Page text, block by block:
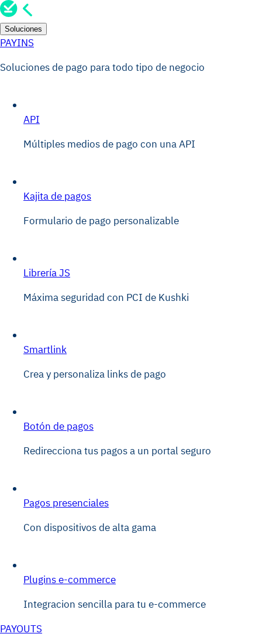
Soluciones
PAYINS
Soluciones de pago para todo tipo de negocio
API
Múltiples medios de pago con una API
Kajita de pagos
Formulario de pago personalizable
Librería JS
Máxima seguridad con PCI de Kushki
Smartlink
Crea y personaliza links de pago
Botón de pagos
Redirecciona tus pagos a un portal seguro
Pagos presenciales
Con dispositivos de alta gama
Plugins e-commerce
Integracion sencilla para tu e-commerce
PAYOUTS